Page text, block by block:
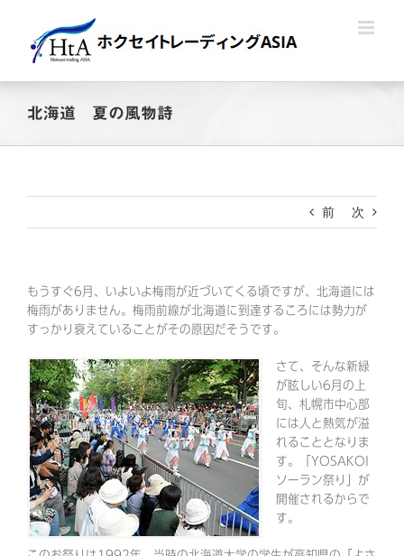
content
北海道 夏の風物詩
前 次
もうすぐ6月、いよいよ梅雨が近づいてくる頃ですが、北海道には
梅雨がありません。梅雨前線が北海道に到達するころには勢力が
すっかり衰えていることがその原因だそうです。
さて、そんな新緑
が眩しい6月の上
旬、札幌市中心部
には人と熱気が溢
れることとなりま
す。「YOSAKOI
ソーラン祭り」が
開催されるからで
す。